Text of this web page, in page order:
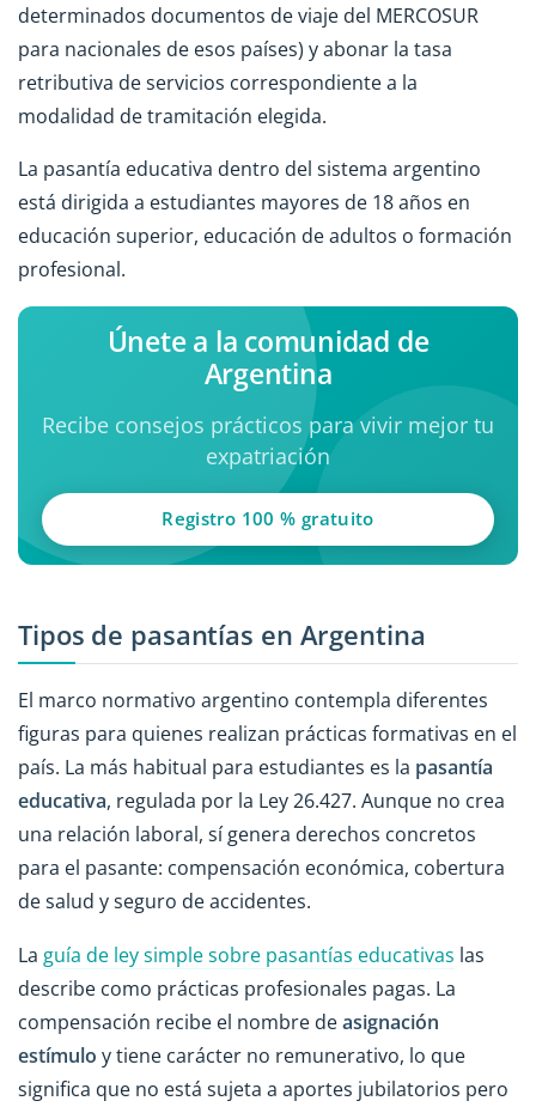
determinados documentos de viaje del MERCOSUR
para nacionales de esos países) y abonar la tasa
retributiva de servicios correspondiente a la
modalidad de tramitación elegida.
La pasantía educativa dentro del sistema argentino
está dirigida a estudiantes mayores de 18 años en
educación superior, educación de adultos o formación
profesional.
Únete a la comunidad de
Argentina
Recibe consejos prácticos para vivir mejor tu
expatriación
Registro 100 % gratuito
Tipos de pasantías en Argentina
El marco normativo argentino contempla diferentes
figuras para quienes realizan prácticas formativas en el
país. La más habitual para estudiantes es la pasantía
educativa, regulada por la Ley 26.427. Aunque no crea
una relación laboral, sí genera derechos concretos
para el pasante: compensación económica, cobertura
de salud y seguro de accidentes.
La guía de ley simple sobre pasantías educativas las
describe como prácticas profesionales pagas. La
compensación recibe el nombre deasignación
estímulo y tiene carácter no remunerativo, lo que
significa que no está sujeta a aportes jubilatorios pero